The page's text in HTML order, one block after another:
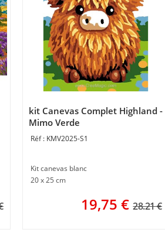
kit Canevas Complet Highland -
Mimo Verde
KMV2025-S1
Kit canevas blanc
20 x 25 cm
19,75 € 28.21 €